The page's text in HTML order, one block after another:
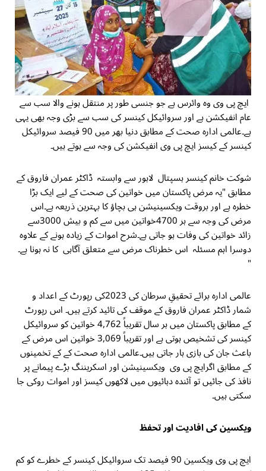
ایچ پی وی وہ وائرس ہے جو جنسی طور پر منتقل ہونے والا سب سے
عام انفیکشن ہے اور سروائیکل کینسر کی سب سے بڑی وجہ بھی یہی
ہے۔عالمی ادارہ صحت کے مطابق دنیا بھر میں 90 فیصد سروائیکل
کینسر کے کیسز ایچ پی وی انفیکشن کی وجہ سے ہوتے ہیں۔
شوکت خانم کینسر ہسپتال لاہور سے وابستہ ڈاکٹر عمران فاروق کے
مطابق "یہ مرض پاکستان میں خواتین کی صحت کے لیے ایک بڑا
خطرہ ہے اور بروقت ویکسینیشن ہی بچاؤ کا بہترین ذریعہ ہے۔اس
مرض کی وجہ سے ہر 4700خواتین میں سے کم و بیش 3000سے
زائد خواتین کی وفات ہو جاتی ہے۔شرح اموات کے زیادہ ہونے کے علاوہ
دوسرا اہم مسئلہ اس خطرناک مرض سے متعلق آگاہی کا نہ ہونا ہے۔
"
عالمی ادارہ برائے تحقیقِ سرطان کی 2023کی رپورٹ کے اعداد و
شمار ڈاکٹر عمران فاروق کے موقف کی تائید کرتے ہیں۔ اس رپورٹ
کے مطابق پاکستان میں ہر سال تقریباً 4,762 خواتین کو سروائیکل
کینسر کی تشخیص ہوتی ہے اور تقریباً 3,069 خواتین اس مرض کے
باعث جان کی بازی ہار جاتی ہیں۔عالمی ادارہ صحت کے کے تخمینوں
کے مطابق اگرایچ پی وی ویکسینیشن اور اسکریننگ بڑے پیمانے پر
نافذ کی جائیں تو آئندہ دہائیوں میں لاکھوں کیسز اور اموات روکی جا
سکتی ہیں۔
ویکسین کی افادیت اور تحفظ
ایچ پی وی ویکسین 90 فیصد تک سروائیکل کینسر کے خطرے کو کم